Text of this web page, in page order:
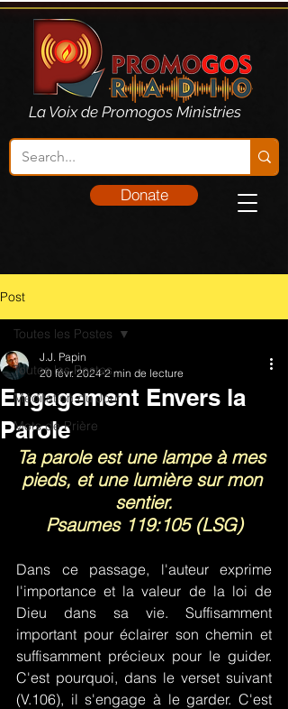
La Voix de Promogos Ministries
Donate
Post
Toutes les Postes
Méditation du Jour
Mots de Prière
Toutes les Postes
Engagement Envers la
Parole
J.J. Papin
20 févr. 2024 2 min de lecture
Ta parole est une lampe à mes
pieds, et une lumière sur mon
sentier.
Psaumes 119:105 (LSG)
Dans ce passage, l'auteur exprime
l'importance et la valeur de la loi de
Dieu dans sa vie. Suffisamment
important pour éclairer son chemin et
suffisamment précieux pour le guider.
C'est pourquoi, dans le verset suivant
(V.106), il s'engage à le garder. C'est